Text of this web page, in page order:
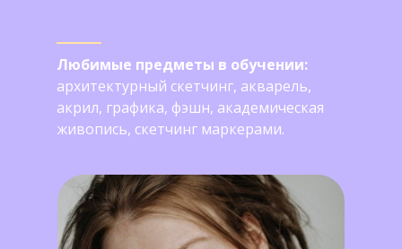
Любимые предметы в обучении:
архитектурный скетчинг, акварель,
акрил, графика, фэшн, академическая
живопись, скетчинг маркерами.